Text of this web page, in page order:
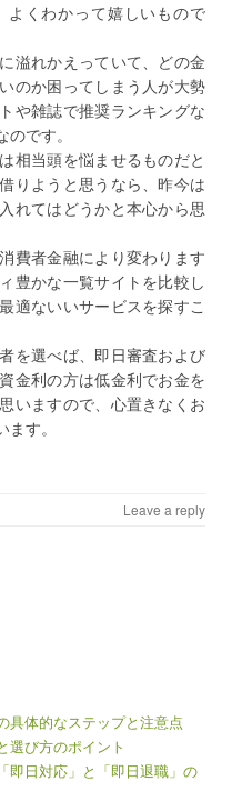
よくわかって嬉しいもので
溢れかえっていて、どの金
のか困ってしまう人が大勢
や雑誌で推奨ランキングな
です。
相当頭を悩ませるものだと
りようと思うなら、昨今は
れてはどうかと本心から思
費者金融により変わります
豊かな一覧サイトを比較し
適ないいサービスを探すこ
を選べば、即日審査および
金利の方は低金利でお金を
いますので、心置きなくお
す。
Leave a reply
具体的なステップと注意点
選び方のポイント
即日対応」と「即日退職」の